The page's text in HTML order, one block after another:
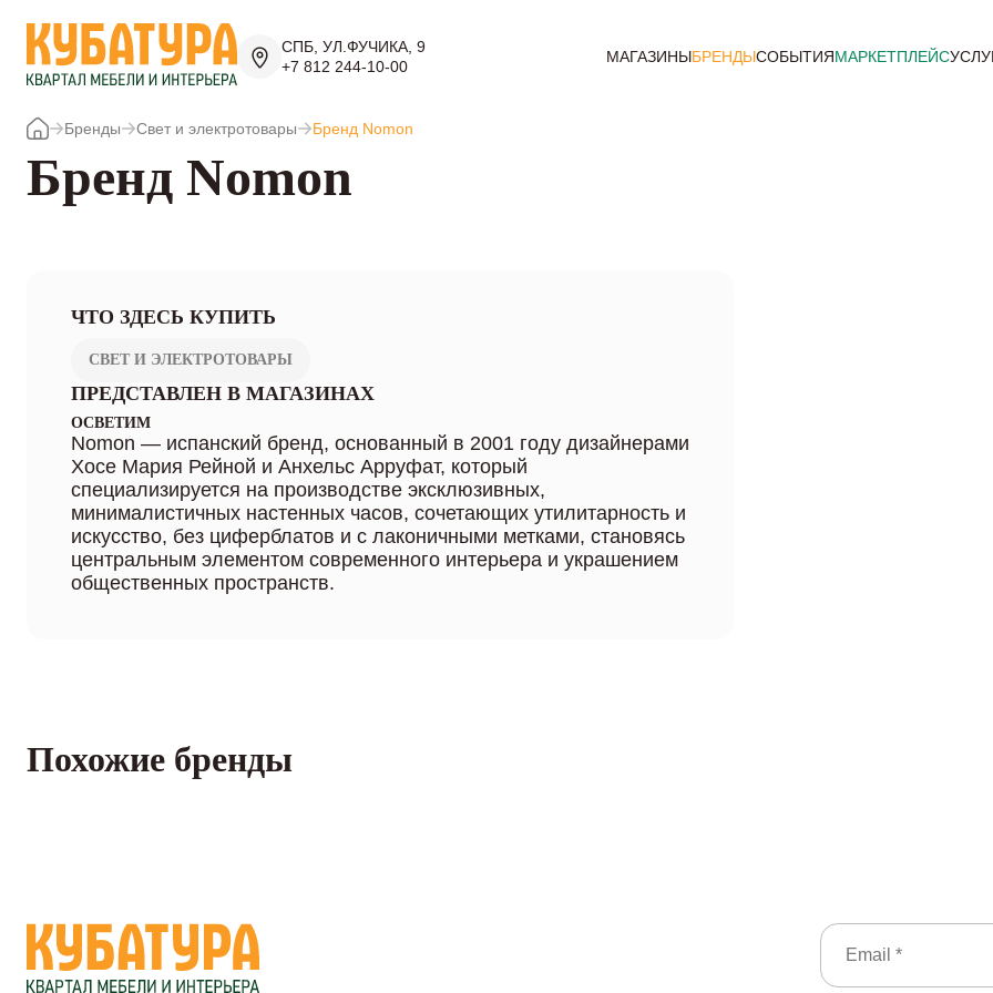
СПБ, УЛ.ФУЧИКА, 9
+7 812 244-10-00
МАГАЗИНЫБРЕНДЫСОБЫТИЯМАРКЕТПЛЕЙС
Бренды Свет и электротовары Бренд Nomon
Бренд Nomon
ЧТО ЗДЕСЬ КУПИТЬ
СВЕТ И ЭЛЕКТРОТОВАРЫ
ПРЕДСТАВЛЕН В МАГАЗИНАХ
ОСВЕТИМ
Nomon — испанский бренд, основанный в 2001 году дизайнерами
Хосе Мария Рейной и Анхельс Арруфат, который
специализируется на производстве эксклюзивных,
минималистичных настенных часов, сочетающих утилитарность и
искусство, без циферблатов и с лаконичными метками, становясь
центральным элементом современного интерьера и украшением
общественных пространств.
Похожие бренды